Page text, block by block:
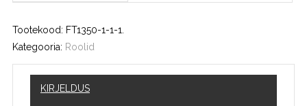
Tootekood: FT1350-1-1-1
Kategooria: Roolid
KIRJELDUS